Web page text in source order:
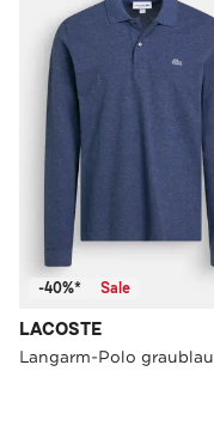
-40%* Sale
LACOSTE
Langarm-Polo graublau